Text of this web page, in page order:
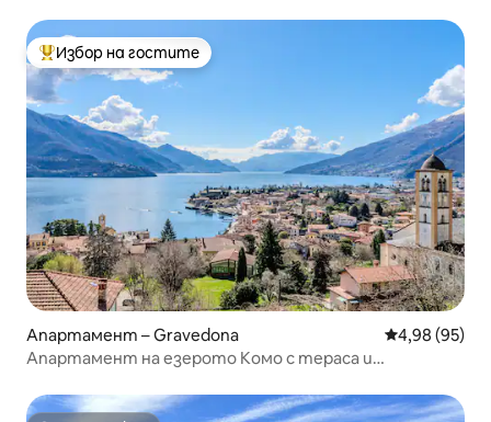
Най-популярен избор на гостите
Избор на гостите
Апартамент – Gravedona Средна
4,98 (95)
Апартамент на езерото Комо с тераса и